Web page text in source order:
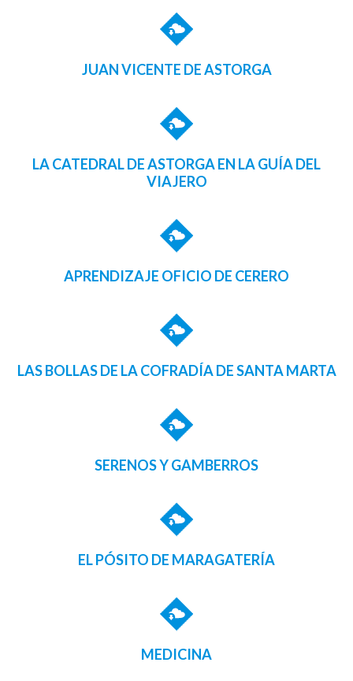
JUAN VICENTE DE ASTORGA
LA CATEDRAL DE ASTORGA EN LA GUÍA DEL
VIAJERO
APRENDIZAJE OFICIO DE CERERO
LAS BOLLAS DE LA COFRADÍA DE SANTA MARTA
SERENOS Y GAMBERROS
EL PÓSITO DE MARAGATERÍA
MEDICINA